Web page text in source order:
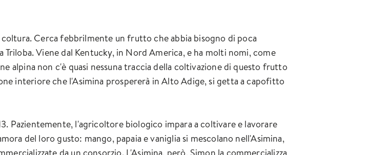
Cerca febbrilmente un frutto che abbia bisogno di poca
Viene dal Kentucky, in Nord America, e ha molti nomi, come
alpina non c'è quasi nessuna traccia della coltivazione di questo frutto
interiore che l'Asimina prospererà in Alto Adige, si getta a capofitto
Pazientemente, l'agricoltore biologico impara a coltivare e lavorare
del loro gusto: mango, papaia e vaniglia si mescolano nell'Asimina,